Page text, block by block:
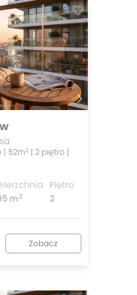
| 52m2 | 2 piętro |
m2
Piętro
2
Zobacz